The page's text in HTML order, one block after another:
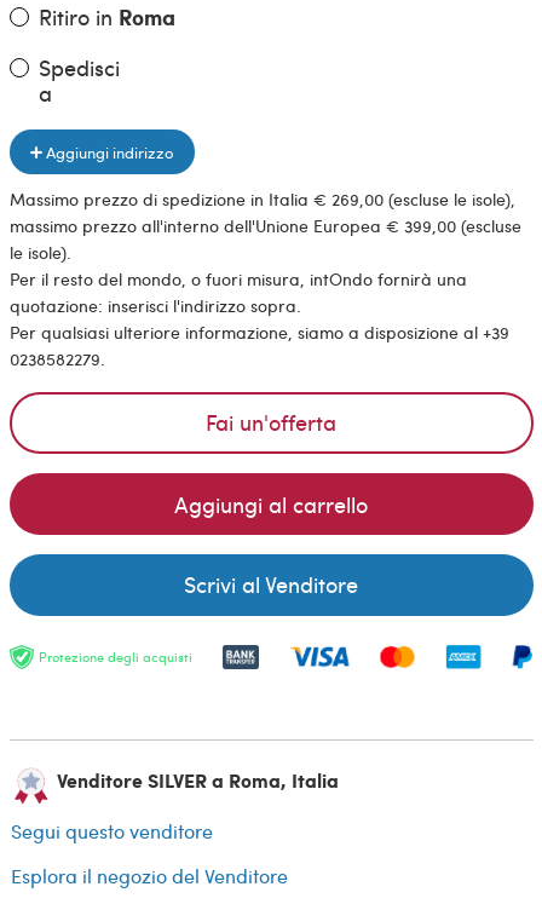
Ritiro in Roma
Spedisci
a
Aggiungi indirizzo
Massimo prezzo di spedizione in Italia € 269,00 (escluse le isole),
massimo prezzo all'interno dell'Unione Europea € 399,00 (escluse
le isole).
Per il resto del mondo, o fuori misura, intOndo fornirà una
quotazione: inserisci l'indirizzo sopra.
Per qualsiasi ulteriore informazione, siamo a disposizione al +39
0238582279.
Fai un'offerta
Aggiungi al carrello
Scrivi al Venditore
Protezione degli acquisti
Venditore SILVER a Roma, Italia
Segui questo venditore
Esplora il negozio del Venditore